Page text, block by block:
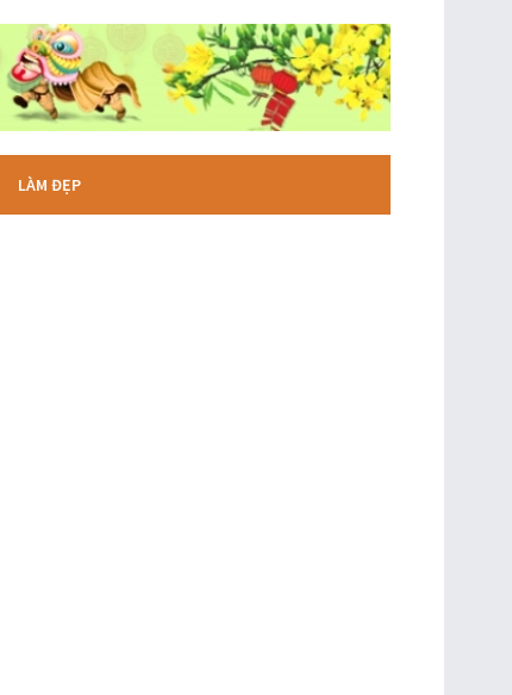
LÀM ĐẸP